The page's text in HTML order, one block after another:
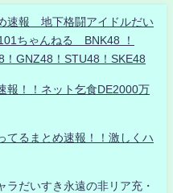
速報 地下格闘アイドルだい
ちゃんねる BNK48 ！
GNZ48！STU48！SKE48
報！！ネット乞食DE2000万
てるまとめ速報！！激しくハ
ラだいすき永遠の非リア充・